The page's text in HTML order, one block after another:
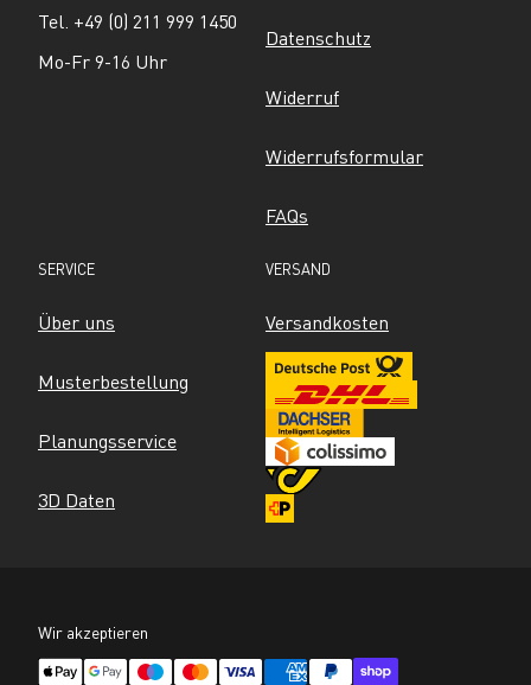
Tel. +49 (0) 211 999 1450
Mo-Fr 9-16 Uhr
Datenschutz
Widerruf
Widerrufsformular
FAQs
SERVICE
Über uns
Musterbestellung
Planungsservice
3D Daten
VERSAND
Versandkosten
Wir akzeptieren